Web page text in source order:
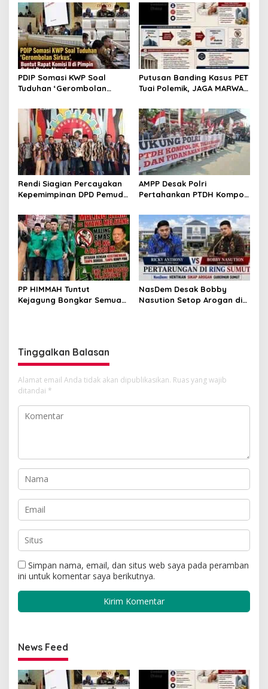
PDIP Somasi KWP Soal
Tuduhan ‘Gerombolan
Komisi II Dipimpin Sufmi
Dasco Ahmad
Putusan Banding Kasus PET
Tuai Polemik, JAGA MARWAH
Bakrie Group
Rendi Siagian Percayakan
Kepemimpinan DPD Pemuda
Medan kepada Josef
Sembiring
AMPP Desak Polri
Pertahankan PTDH Kompol
Banding
PP HIMMAH Tuntut
Kejagung Bongkar Semua
NasDem Desak Bobby
Nasution Setop Arogan di
Tinggalkan Balasan
Alamat email Anda tidak akan dipublikasikan. Ruas yang wajib
ditandai *
Simpan nama, email, dan situs web saya pada peramban
ini untuk komentar saya berikutnya.
News Feed